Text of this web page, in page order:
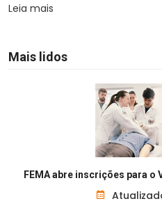
Leia mais
Mais lidos
FEMA abre inscrições para o